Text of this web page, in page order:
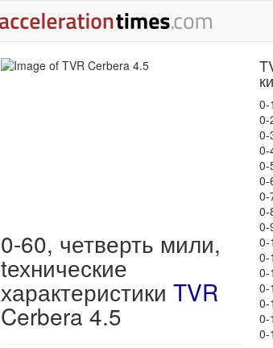
0-60, четверть мили,
tехнические
характеристики TVR
Cerbera 4.5
0-
0-
0-
0-
0-
0-
0-
0-
0-
0-
0-
0-
0-
0-
0-
0-